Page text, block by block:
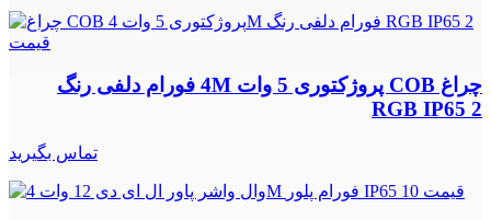
چراغ COB پروژکتوری 5 وات 4M فورام دلفی رنگ
RGB IP65 2
تماس بگیرید